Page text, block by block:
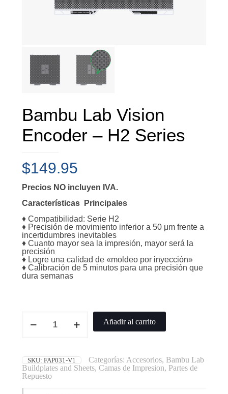
Bambu Lab Vision
Encoder – H2 Series
$149.95
Precios NO incluyen IVA.
Características Principales
♦ Compatibilidad: Serie H2
♦ Precisión de movimiento inferior a 50 μm frente a
incertidumbres inevitables
♦ Cuanto mayor sea la impresión, mayor será la
precisión
♦ Logre una calidad de «moldeo por inyección»
♦ Calibración de 5 minutos para una precisión que
dura semanas
Añadir al carrito
SKU: FAP031-V1 Categorías: Accesorios, Bambu Lab
Buildplates and Sheets, Camas de Impresion, Partes de
Repuesto